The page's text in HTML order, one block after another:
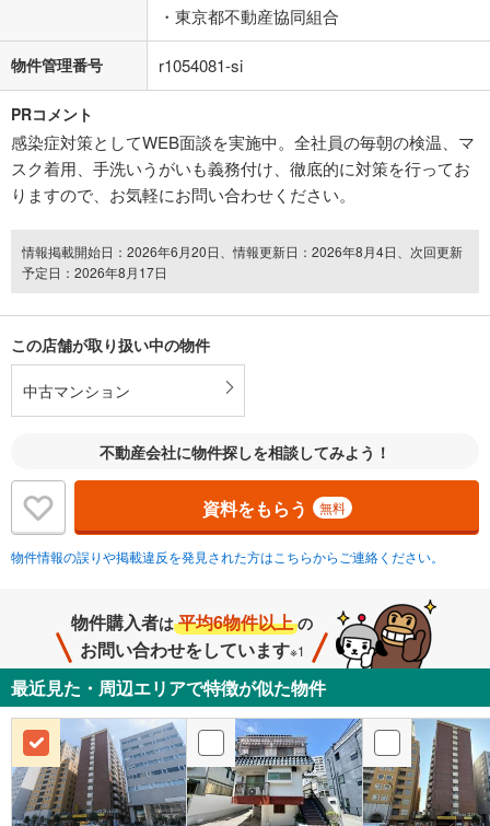
・東京都不動産協同組合
物件管理番号 r1054081-si
PRコメント
感染症対策としてWEB面談を実施中。全社員の毎朝の検温、マ
スク着用、手洗いうがいも義務付け、徹底的に対策を行ってお
りますので、お気軽にお問い合わせください。
情報掲載開始日：2026年6月20日、情報更新日：2026年8月4日、次回更新
予定日：2026年8月17日
この店舗が取り扱い中の物件
中古マンション
不動産会社に物件探しを相談してみよう！
資料をもらう 無料
物件情報の誤りや掲載違反を発見された方はこちらからご連絡ください。
物件購入者は 平均6物件以上 の
お問い合わせをしています※1
最近見た・周辺エリアで特徴が似た物件